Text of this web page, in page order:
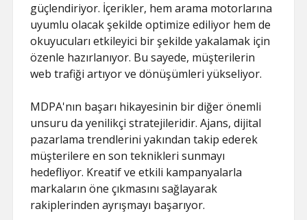
güçlendiriyor. İçerikler, hem arama motorlarına
uyumlu olacak şekilde optimize ediliyor hem de
okuyucuları etkileyici bir şekilde yakalamak için
özenle hazırlanıyor. Bu sayede, müşterilerin
web trafiği artıyor ve dönüşümleri yükseliyor.
MDPA'nın başarı hikayesinin bir diğer önemli
unsuru da yenilikçi stratejileridir. Ajans, dijital
pazarlama trendlerini yakından takip ederek
müşterilere en son teknikleri sunmayı
hedefliyor. Kreatif ve etkili kampanyalarla
markaların öne çıkmasını sağlayarak
rakiplerinden ayrışmayı başarıyor.